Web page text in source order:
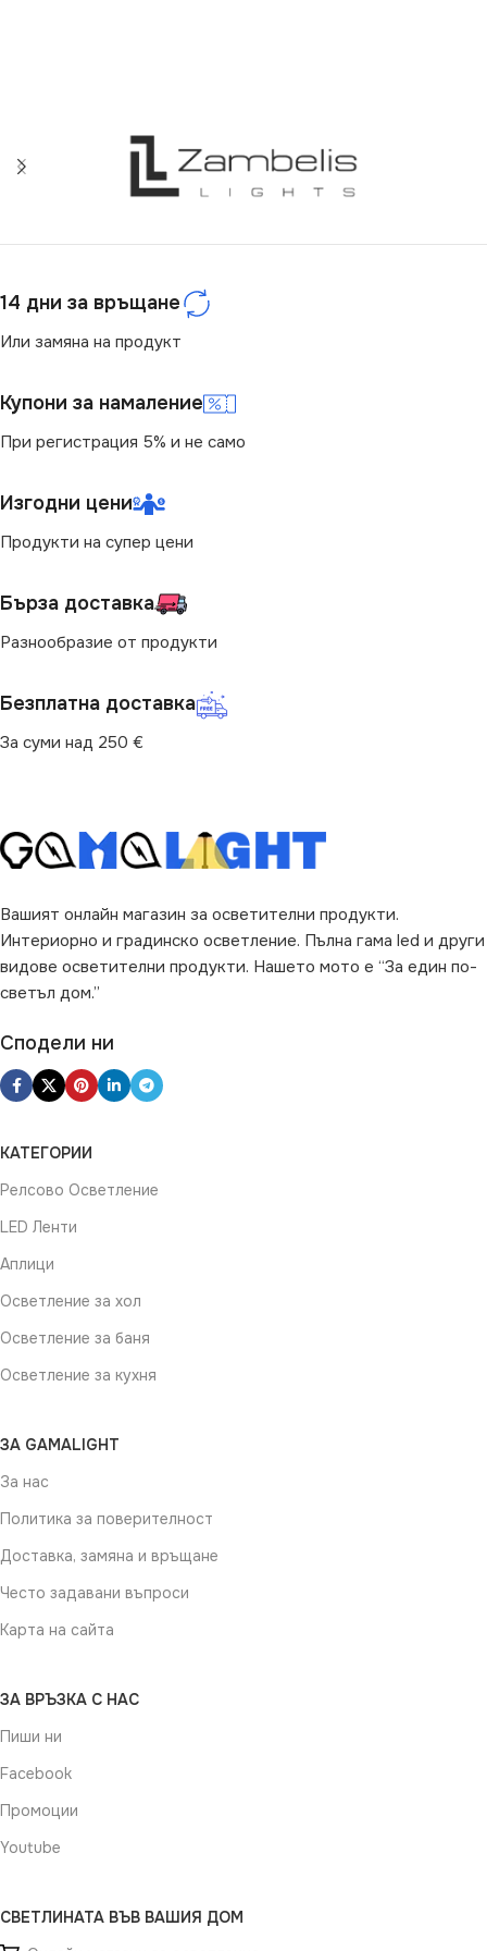
14 дни за връщане
Или замяна на продукт
Купони за намаление
При регистрация 5% и не само
Изгодни цени
Продукти на супер цени
Бърза доставка
Разнообразие от продукти
Безплатна доставка
За суми над 250 €
Вашият онлайн магазин за осветителни продукти.
Интериорно и градинско осветление. Пълна гама led и други
видове осветителни продукти. Нашето мото е “За един по-
светъл дом.”
Сподели ни
КАТЕГОРИИ
Релсово Осветление
LED Ленти
Аплици
Осветление за хол
Осветление за баня
Осветление за кухня
ЗА GAMALIGHT
За нас
Политика за поверителност
Доставка, замяна и връщане
Често задавани въпроси
Карта на сайта
ЗА ВРЪЗКА С НАС
Пиши ни
Facebook
Промоции
Youtube
СВЕТЛИНАТА ВЪВ ВАШИЯ ДОМ